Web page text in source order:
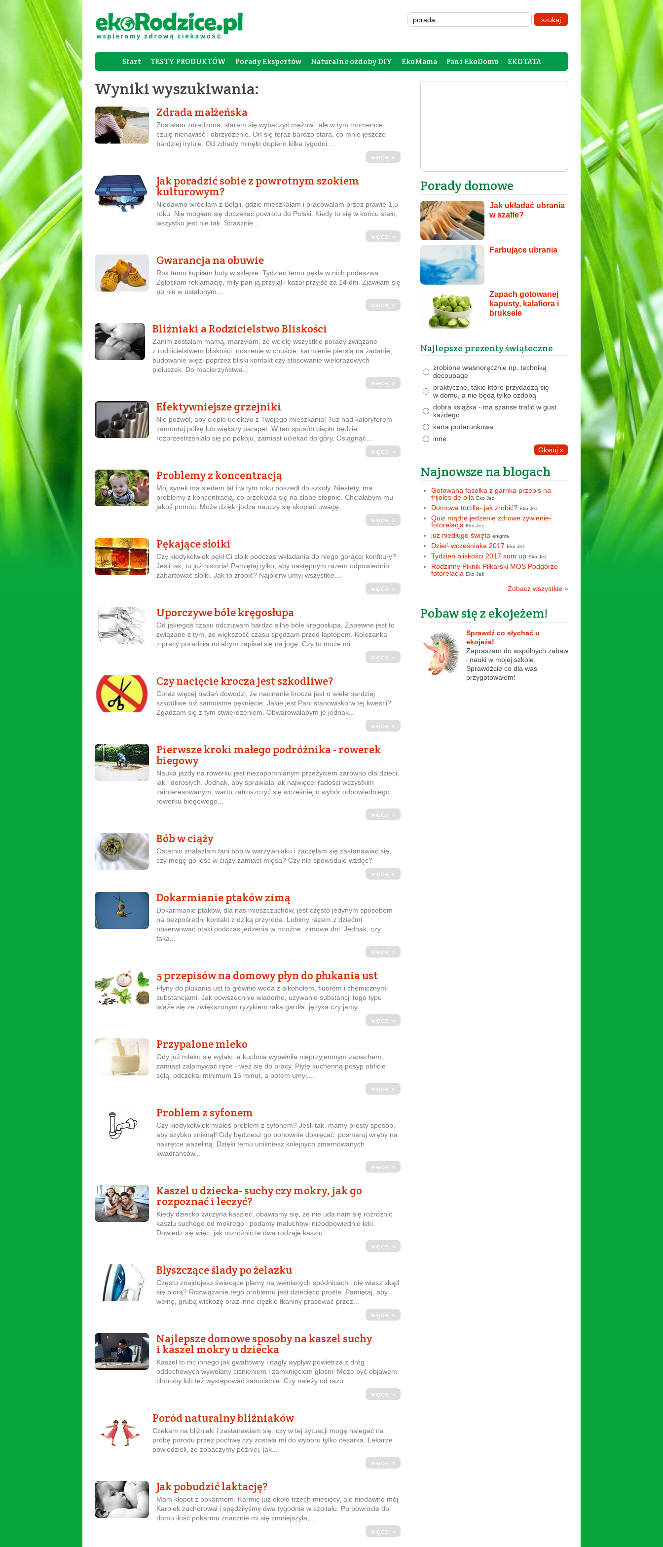
Start TESTY PRODUKTÓW Porady Ekspertów Naturalne ozdoby DIY EkoMama Pani EkoDomu EKOTATA
Wyniki wyszukiwania:
Zdrada małżeńska
Zostałam zdradzona, staram się wybaczyć mężowi, ale w tym momencie
czuję nienawiść i obrzydzenie. On się teraz bardzo stara, co mnie jeszcze
bardziej irytuje. Od zdrady minęło dopiero kilka tygodni....
więcej »
Jak poradzić sobie z powrotnym szokiem
kulturowym?
Niedawno wróciłam z Belgii, gdzie mieszkałam i pracowałam przez prawie 1,5
roku. Nie mogłam się doczekać powrotu do Polski. Kiedy to się w końcu stało,
wszystko jest nie tak. Strasznie...
więcej »
Gwarancja na obuwie
Rok temu kupiłam buty w sklepie. Tydzień temu pękła w nich podeszwa.
Zgłosiłam reklamację, miły pan ją przyjął i kazał przyjść za 14 dni. Zjawiłam się
po nie w ustalonym...
więcej »
Bliźniaki a Rodzicielstwo Bliskości
Zanim zostałam mamą, marzyłam, że wcielę wszystkie porady związane
z rodzicielstwem bliskości: noszenie w chuście, karmienie piersią na żądanie,
budowanie więzi poprzez bliski kontakt czy stosowanie wielorazowych
pieluszek. Do macierzyństwa...
więcej »
Efektywniejsze grzejniki
Nie pozwól, aby ciepło uciekało z Twojego mieszkania! Tuż nad kaloryferem
zamontuj półkę lub większy parapet. W ten sposób ciepło będzie
rozprzestrzeniało się po pokoju, zamiast uciekać do góry. Osiągnąć...
więcej »
Problemy z koncentracją
Mój synek ma siedem lat i w tym roku poszedł do szkoły. Niestety, ma
problemy z koncentracją, co przekłada się na słabe stopnie. Chciałabym mu
jakoś pomóc. Może dzięki jodze nauczy się skupiać uwagę...
więcej »
Pękające słoiki
Czy kiedykolwiek pękł Ci słoik podczas wkładania do niego gorącej konfitury?
Jeśli tak, to już historia! Pamiętaj tylko, aby następnym razem odpowiednio
zahartować słoiki. Jak to zrobić? Najpierw umyj wszystkie...
więcej »
Uporczywe bóle kręgosłupa
Od jakiegoś czasu odczuwam bardzo silne bóle kręgosłupa. Zapewne jest to
związane z tym, że większość czasu spędzam przed laptopem. Koleżanka
z pracy poradziła mi abym zapisał się na jogę. Czy to może mi...
więcej »
Czy nacięcie krocza jest szkodliwe?
Coraz więcej badań dowodzi, że nacinanie krocza jest o wiele bardziej
szkodliwe niż samoistne pęknięcie. Jakie jest Pani stanowisko w tej kwestii?
Zgadzam się z tym stwierdzeniem. Obwarowałabym je jednak...
więcej »
Pierwsze kroki małego podróżnika - rowerek
biegowy
Nauka jazdy na rowerku jest niezapomnianym przeżyciem zarówno dla dzieci,
jak i dorosłych. Jednak, aby sprawiała jak najwięcej radości wszystkim
zainteresowanym, warto zatroszczyć się wcześniej o wybór odpowiedniego
rowerku biegowego...
więcej »
Bób w ciąży
Ostatnio znalazłam tani bób w warzywniaku i zaczęłam się zastanawiać się,
czy mogę go jeść w ciąży zamiast mięsa? Czy nie spowoduje wzdęć?
więcej »
Dokarmianie ptaków zimą
Dokarmianie ptaków, dla nas mieszczuchów, jest często jedynym sposobem
na bezpośredni kontakt z dziką przyroda. Lubimy razem z dziećmi
obserwować ptaki podczas jedzenia w mroźne, zimowe dni. Jednak, czy
taka...
więcej »
5 przepisów na domowy płyn do płukania ust
Płyny do płukania ust to głównie woda z alkoholem, fluorem i chemicznymi
substancjami. Jak powszechnie wiadomo, używanie substancji tego typu
wiąże się ze zwiększonym ryzykiem raka gardła, języka czy jamy...
więcej »
Przypalone mleko
Gdy już mleko się wylało, a kuchnia wypełniła nieprzyjemnym zapachem,
zamiast załamywać ręce - weź się do pracy. Płytę kuchenną posyp obficie
solą, odczekaj minimum 15 minut, a potem umyj....
więcej »
Problem z syfonem
Czy kiedykolwiek miałeś problem z syfonem? Jeśli tak, mamy prosty sposób,
aby szybko zniknął! Gdy będziesz go ponownie dokręcać, posmaruj wręby na
nakrętce wazeliną. Dzięki temu unikniesz kolejnych zmarnowanych
kwadransów...
więcej »
Kaszel u dziecka- suchy czy mokry, jak go
rozpoznać i leczyć?
Kiedy dziecko zaczyna kaszleć, obawiamy się, że nie uda nam się rozróżnić
kaszlu suchego od mokrego i podamy maluchowi nieodpowiednie leki.
Dowiedz się więc, jak rozróżnić te dwa rodzaje kaszlu...
więcej »
Błyszczące ślady po żelazku
Często znajdujesz świecące plamy na wełnianych spódnicach i nie wiesz skąd
się biorą? Rozwiązanie tego problemu jest dziecięco proste. Pamiętaj, aby
wełnę, grubą wiskozę oraz inne ciężkie tkaniny prasować przez...
więcej »
Najlepsze domowe sposoby na kaszel suchy
i kaszel mokry u dziecka
Kaszel to nic innego jak gwałtowny i nagły wypływ powietrza z dróg
oddechowych wywołany ciśnieniem i zamknięciem głośni. Może być objawem
choroby lub też występować samoistnie. Czy należy od razu...
więcej »
Poród naturalny bliźniaków
Czekam na bliźniaki i zastanawiam się, czy w tej sytuacji mogę nalegać na
próbę porodu przez pochwę czy została mi do wyboru tylko cesarka. Lekarze
powiedzieli, że zobaczymy później, jak...
więcej »
Jak pobudzić laktację?
Mam kłopot z pokarmem. Karmię już około trzech miesięcy, ale niedawno mój
Karolek zachorował i spędziłyśmy dwa tygodnie w szpitalu. Po powrocie do
domu ilość pokarmu znacznie mi się zmniejszyła,...
więcej »
Porady domowe
Jak układać ubrania
w szafie?
Farbujące ubrania
Zapach gotowanej
kapusty, kalafiora i
bruksele
Najlepsze prezenty świąteczne
zrobione własnoręcznie np. techniką
decoupage
praktyczne, takie które przydadzą się
w domu, a nie będą tylko ozdobą
dobra książka - ma szanse trafić w gust
każdego
karta podarunkowa
inne
Najnowsze na blogach
Gotowana fasolka z garnka przepis na
frijoles de olla Eko Jeż
Domowa tortilla- jak zrobić? Eko Jeż
Quiz mądre jedzenie zdrowe żywienie-
fotorelacja Eko Jeż
już niedługo święta enigma
Dzień wcześniaka 2017 Eko Jeż
Tydzień bliskości 2017 sum up Eko Jeż
Rodzinny Piknik Piłkarski MOS Podgórze
fotorelacja Eko Jeż
Zobacz wszystkie »
Pobaw się z ekojeżem!
Sprawdź co słychać u
ekojeża!
Zapraszam do wspólnych zabaw
i nauki w mojej szkole.
Sprawdźcie co dla was
przygotowałem!